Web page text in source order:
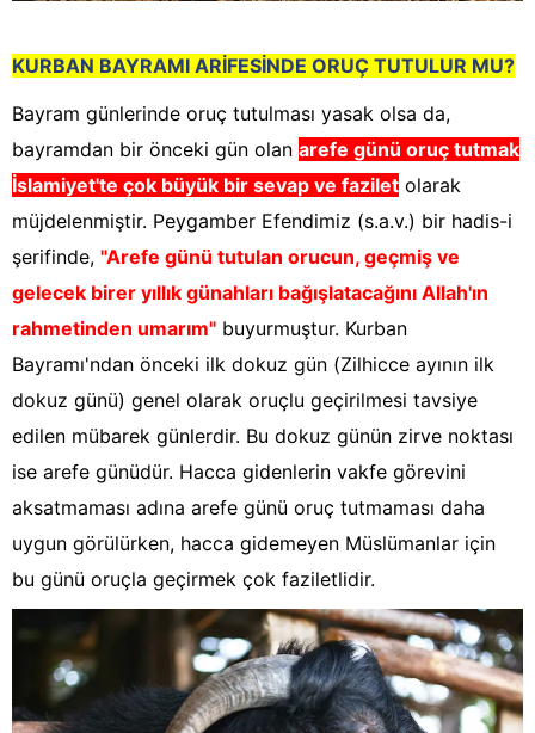
KURBAN BAYRAMI ARİFESİNDE ORUÇ TUTULUR MU?
Bayram günlerinde oruç tutulması yasak olsa da,
bayramdan bir önceki gün olan arefe günü oruç tutmak
İslamiyet'te çok büyük bir sevap ve fazilet olarak
müjdelenmiştir. Peygamber Efendimiz (s.a.v.) bir hadis-i
şerifinde, "Arefe günü tutulan orucun, geçmiş ve
gelecek birer yıllık günahları bağışlatacağını Allah'ın
rahmetinden umarım" buyurmuştur. Kurban
Bayramı'ndan önceki ilk dokuz gün (Zilhicce ayının ilk
dokuz günü) genel olarak oruçlu geçirilmesi tavsiye
edilen mübarek günlerdir. Bu dokuz günün zirve noktası
ise arefe günüdür. Hacca gidenlerin vakfe görevini
aksatmaması adına arefe günü oruç tutmaması daha
uygun görülürken, hacca gidemeyen Müslümanlar için
bu günü oruçla geçirmek çok faziletlidir.